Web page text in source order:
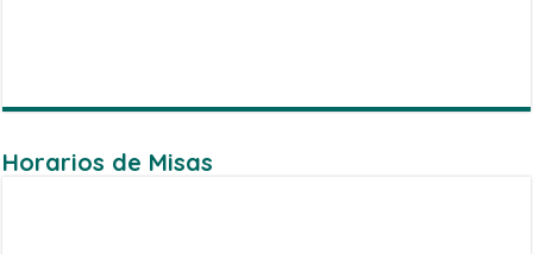
Horarios de Misas